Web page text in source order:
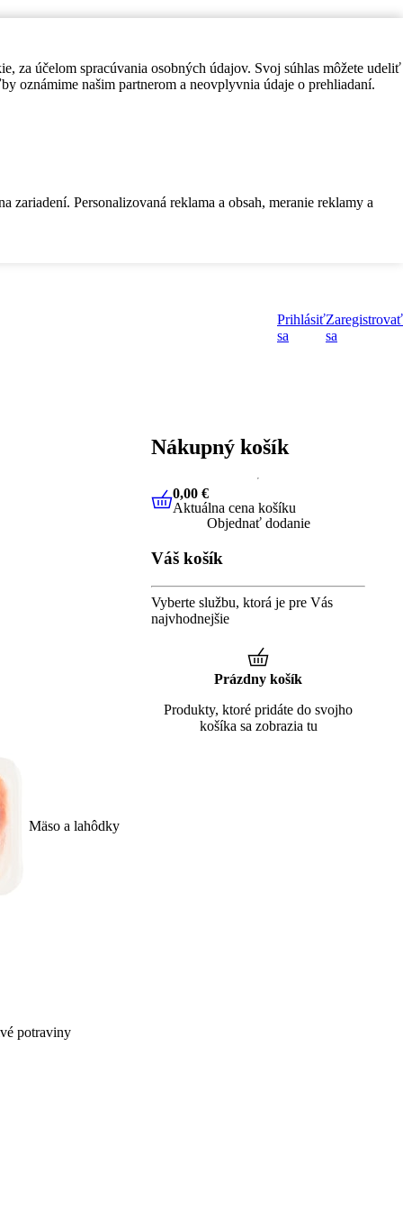
za účelom spracúvania osobných údajov. Svoj súhlas môžete udeliť
oznámime našim partnerom a neovplyvnia údaje o prehliadaní.
Personalizovaná reklama a obsah, meranie reklamy a
Prihlásiť
sa
Zaregistrovať
sa
Mäso a lahôdky
potraviny
Nákupný košík
0,00 €Aktuálna cena košíku
0,00 €
Aktuálna cena košíku
Objednať dodanie
Váš košík
Vyberte službu, ktorá je pre Vás
najvhodnejšie
Prázdny košík
Produkty, ktoré pridáte do svojho
košíka sa zobrazia tu